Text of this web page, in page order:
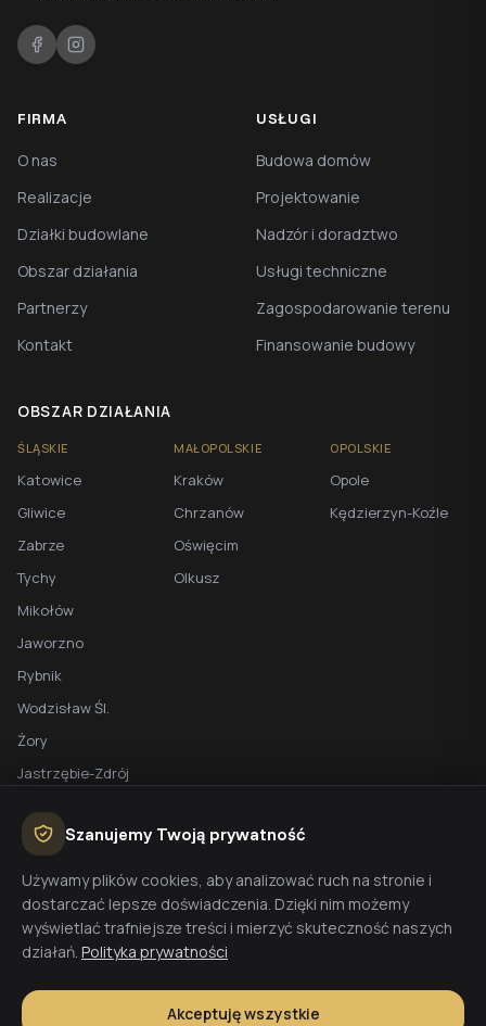
FIRMA
O nas
Realizacje
Działki budowlane
Obszar działania
Partnerzy
Kontakt
USŁUGI
Budowa domów
Projektowanie
Nadzór i doradztwo
Usługi techniczne
Zagospodarowanie terenu
Finansowanie budowy
OBSZAR DZIAŁANIA
ŚLĄSKIE
Katowice
Gliwice
Zabrze
Tychy
Mikołów
Jaworzno
Rybnik
Wodzisław Śl.
Żory
Jastrzębie-Zdrój
MAŁOPOLSKIE
Kraków
Chrzanów
Oświęcim
Olkusz
OPOLSKIE
Opole
Kędzierzyn-Koźle
BEZPŁATNA WYCENA
Planujesz budowę domu? Skontaktuj się z nami - przygotujemy
wycenę w 48h.
Wyceń budowę
Szanujemy Twoją prywatność
Używamy plików cookies, aby analizować ruch na stronie i
dostarczać lepsze doświadczenia. Dzięki nim możemy
wyświetlać trafniejsze treści i mierzyć skuteczność naszych
działań. Polityka prywatności
Akceptuję wszystkie